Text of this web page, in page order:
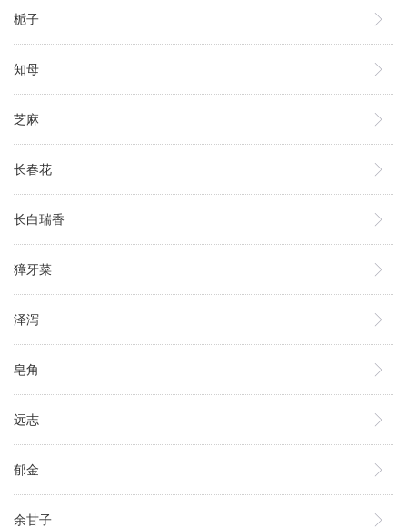
栀子
知母
芝麻
长春花
长白瑞香
獐牙菜
泽泻
皂角
远志
郁金
余甘子